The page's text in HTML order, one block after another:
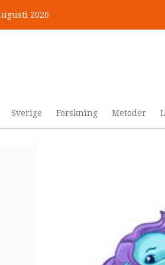
2026
Sverige Forskning Metoder
gick bra – just